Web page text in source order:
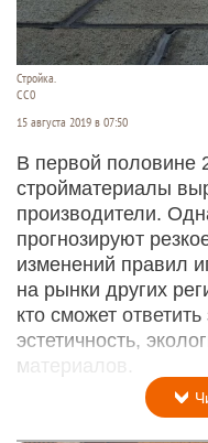
Стройка.
СС0
15 августа 2019 в 07:50
В первой половине
стройматериалы
производители.
прогнозируют
изменений правил
на рынки других
кто сможет
эстетичность,
материалов.